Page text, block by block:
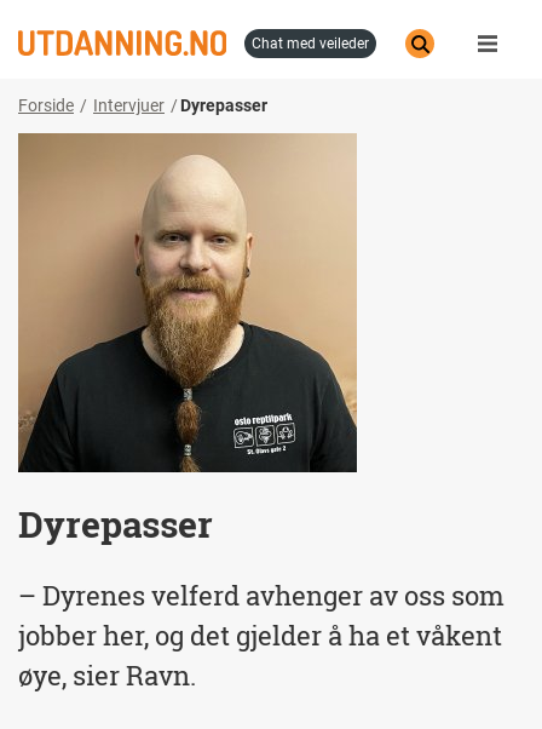
til
chat med veileder
Forside Intervjuer Dyrepasser
Dyrepasser
– Dyrenes velferd avhenger av oss som
jobber her, og det gjelder å ha et våkent
øye, sier Ravn.